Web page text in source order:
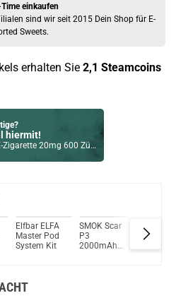
einkaufen
sind wir seit 2015 Dein Shop für E-
Sweets.
erhalten Sie 2,1 Steamcoins
hiermit!
600 Züge 360mAh NicSalt Red Apple Ice
Pod System Kit Carbon/Silber
sparen?
Pod System Kit Rose Gold
Elfbar ELFA
Master Pod
System Kit
SMOK Scar
P3
2000mAh
Innokin
2ml